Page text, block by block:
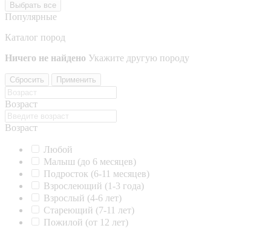
Выбрать все
Популярные
Каталог пород
Ничего не найдено Укажите другую породу
Сбросить Применить
Возраст
Возраст
Любой
Малыш (до 6 месяцев)
Подросток (6-11 месяцев)
Взрослеющий (1-3 года)
Взрослый (4-6 лет)
Стареющий (7-11 лет)
Пожилой (от 12 лет)